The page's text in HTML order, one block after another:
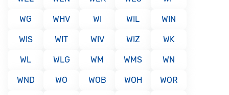
WG WHV WI WIL WIN
WIS WIT WIV WIZ WK
WL WLG WM WMS WN
WND WO WOB WOH WOR